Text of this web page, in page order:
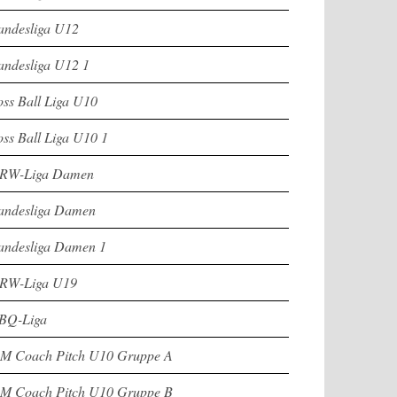
U12
U12 1
Ball Liga U10
Ball Liga U10 1
Liga Damen
Damen
Damen 1
Liga U19
Liga
Coach Pitch U10 Gruppe A
Coach Pitch U10 Gruppe B